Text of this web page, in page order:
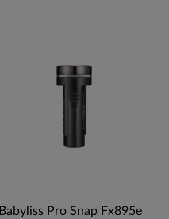
Babyliss Pro Snap Fx895e